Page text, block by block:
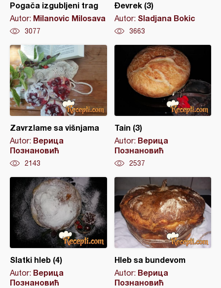
Pogača izgubljeni trag
Autor: Milanovic Milosava
3077
Đevrek (3)
Autor: Sladjana Bokic
3663
Zavrzlame sa višnjama
Autor: Верица
Познановић
2143
Tain (3)
Autor: Верица
Познановић
2537
Slatki hleb (4)
Autor: Верица
Познановић
Hleb sa bundevom
Autor: Верица
Познановић